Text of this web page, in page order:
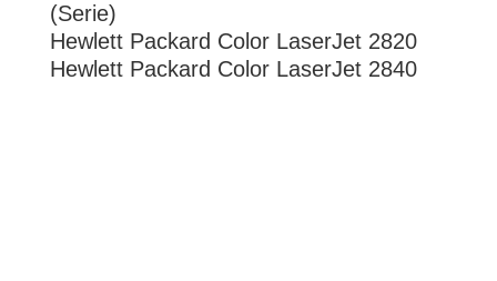
(Serie)
Hewlett Packard Color LaserJet 2820
Hewlett Packard Color LaserJet 2840